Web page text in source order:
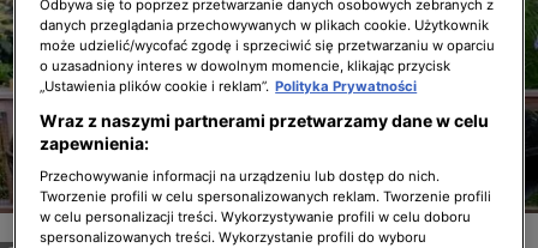
Symon gotuje w ogrodzie 2
Odbywa się to poprzez przetwarzanie danych osobowych zebranych z
danych przeglądania przechowywanych w plikach cookie. Użytkownik
może udzielić/wycofać zgodę i sprzeciwić się przetwarzaniu w oparciu
o uzasadniony interes w dowolnym momencie, klikając przycisk
„Ustawienia plików cookie i reklam”. Polityka Prywatności
Wraz z naszymi partnerami przetwarzamy dane w celu
zapewnienia:
Przechowywanie informacji na urządzeniu lub dostęp do nich.
Tworzenie profili w celu spersonalizowanych reklam. Tworzenie profili
w celu personalizacji treści. Wykorzystywanie profili w celu doboru
spersonalizowanych treści. Wykorzystanie profili do wyboru